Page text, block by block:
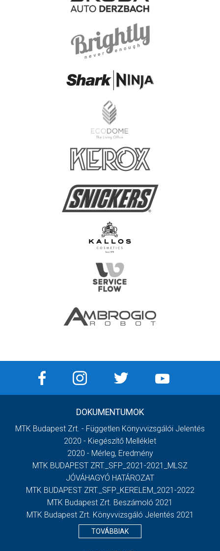
DOKUMENTUMOK
MTK Budapest Zrt. - Független Könyvvizsgálói Jelentés
2020 - Kiegészítő Melléklet
2020 - Mérleg, Eredmény
MTK BUDAPEST ZRT._SFP_2021-2021_MLSZ
JÓVÁHAGYÓ HATÁROZAT
MTK BUDAPEST ZRT._SFP_KERELEM_2021-2022
MTK Budapest Zrt. Beszámoló 2021
MTK Budapest Zrt. Könyvvizsgáló Jelentés 2021
TOVÁBBIAK